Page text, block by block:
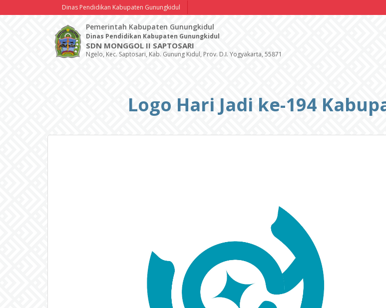
Dinas Pendidikan Kabupaten Gunungkidul
Pemerintah Kabupaten Gunungkidul
Dinas Pendidikan Kabupaten Gunungkidul
SDN MONGGOL II SAPTOSARI
Ngelo, Kec. Saptosari, Kab. Gunung Kidul, Prov. D.I. Yogyakarta, 55871
Logo Hari Jadi ke-194